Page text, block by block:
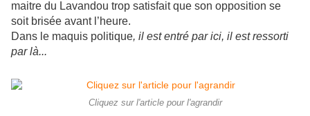
maitre du Lavandou trop satisfait que son opposition se
soit brisée avant l’heure.
Dans le maquis politique, il est entré par ici, il est ressorti
par là...
Cliquez sur l'article pour l'agrandir